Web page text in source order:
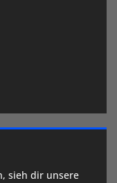
sieh dir unsere